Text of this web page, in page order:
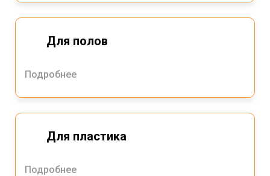
Для полов
Подробнее
Для пластика
Подробнее